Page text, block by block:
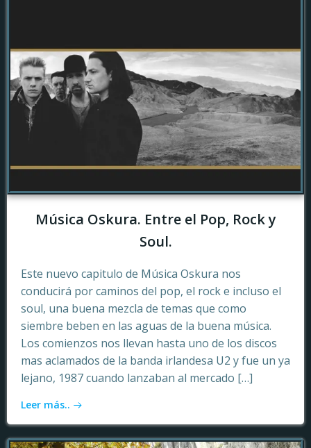
Música Oskura. Entre el Pop, Rock y
Soul.
Este nuevo capitulo de Música Oskura nos
conducirá por caminos del pop, el rock e incluso el
soul, una buena mezcla de temas que como
siembre beben en las aguas de la buena música.
Los comienzos nos llevan hasta uno de los discos
mas aclamados de la banda irlandesa U2 y fue un ya
lejano, 1987 cuando lanzaban al mercado […]
Leer más..